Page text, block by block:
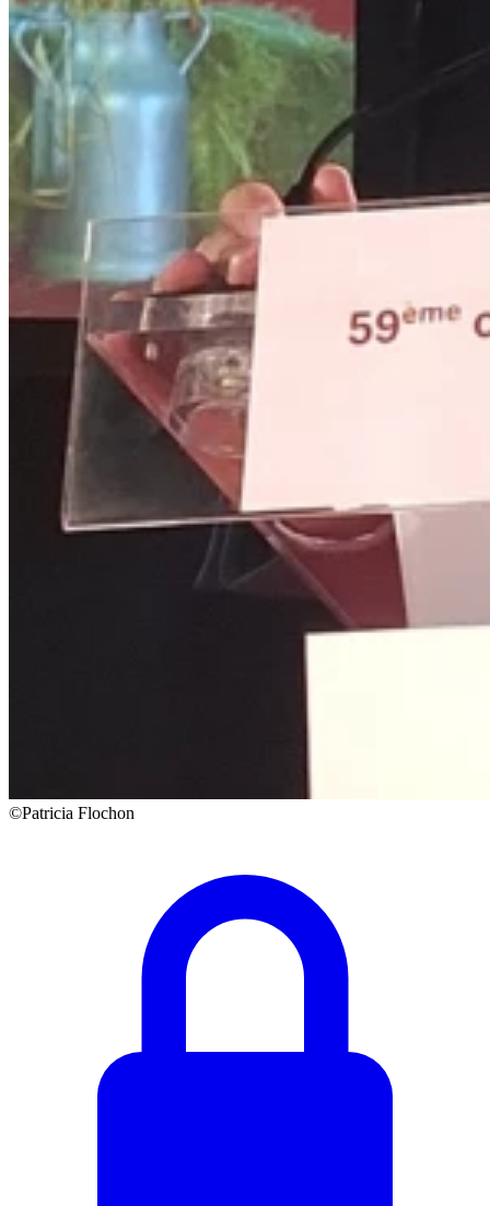
©Patricia Flochon